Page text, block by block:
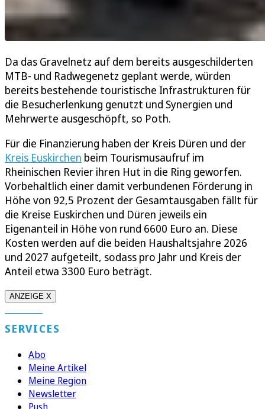
Da das Gravelnetz auf dem bereits ausgeschilderten
MTB- und Radwegenetz geplant werde, würden
bereits bestehende touristische Infrastrukturen für
die Besucherlenkung genutzt und Synergien und
Mehrwerte ausgeschöpft, so Poth.
Für die Finanzierung haben der Kreis Düren und der
Kreis Euskirchen beim Tourismusaufruf im
Rheinischen Revier ihren Hut in die Ring geworfen.
Vorbehaltlich einer damit verbundenen Förderung in
Höhe von 92,5 Prozent der Gesamtausgaben fällt für
die Kreise Euskirchen und Düren jeweils ein
Eigenanteil in Höhe von rund 6600 Euro an. Diese
Kosten werden auf die beiden Haushaltsjahre 2026
und 2027 aufgeteilt, sodass pro Jahr und Kreis der
Anteil etwa 3300 Euro beträgt.
ANZEIGE X
SERVICES
Abo
Meine Artikel
Meine Region
Newsletter